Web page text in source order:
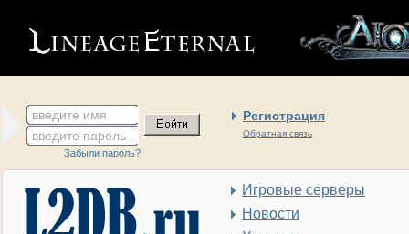
введите имя Регистрация
Обратная связь
введите пароль
Забыли пароль?
Игровые серверы
Новости